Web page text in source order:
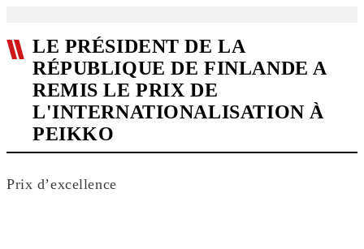
LE PRÉSIDENT DE LA
RÉPUBLIQUE DE FINLANDE A
REMIS LE PRIX DE
L'INTERNATIONALISATION À
PEIKKO
Prix d’excellence